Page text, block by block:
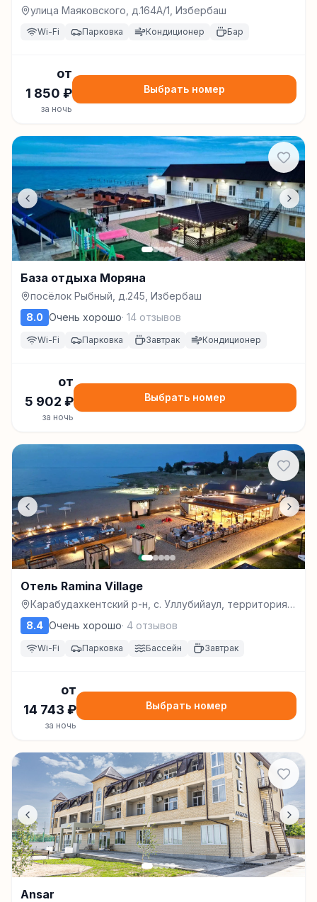
улица Маяковского, д.164А/1, Избербаш
Wi-Fi Парковка Кондиционер Бар
от
1 850 ₽
за ночь
Выбрать номер
База отдыха Моряна
посёлок Рыбный, д.245, Избербаш
8.0 Очень хорошо· 14 отзывов
Wi-Fi Парковка Завтрак Кондиционер
от
5 902 ₽
за ночь
Выбрать номер
Отель Ramina Village
Карабудахкентский р-н, с. Уллубийаул, территория
Прибрежной зоны, улица Побережная, земельный
участок 6, Избербаш
8.4 Очень хорошо· 4 отзывов
Wi-Fi Парковка Бассейн Завтрак
от
14 743 ₽
за ночь
Выбрать номер
Ansar